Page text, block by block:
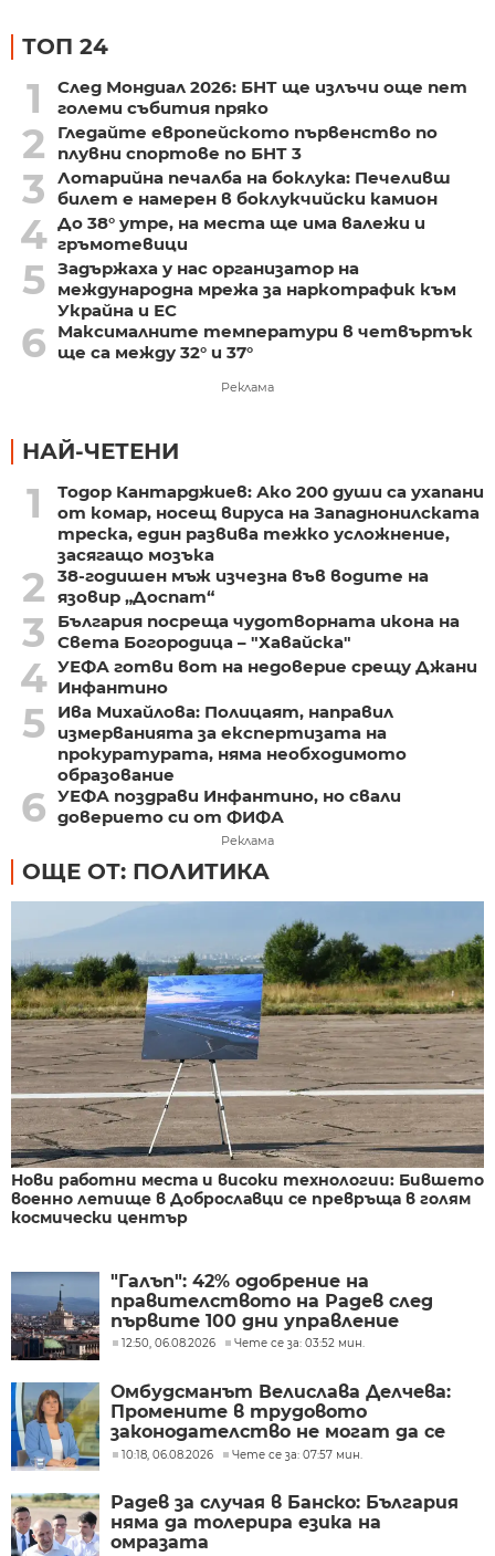
ТОП 24
1
След Мондиал 2026: БНТ ще излъчи още пет
големи събития пряко
2
Гледайте европейското първенство по
плувни спортове по БНТ 3
3
Лотарийна печалба на боклука: Печеливш
билет е намерен в боклукчийски камион
4 До 38° утре, на места ще има валежи и
гръмотевици
5 Задържаха у нас организатор на
международна мрежа за наркотрафик към
Украйна и ЕС
6
Максималните температури в четвъртък
ще са между 32° и 37°
Реклама
НАЙ-ЧЕТЕНИ
1
Тодор Кантарджиев: Ако 200 души са ухапани
от комар, носещ вируса на Западнонилската
треска, един развива тежко усложнение,
засягащо мозъка
2
38-годишен мъж изчезна във водите на
язовир „Доспат“
3
България посреща чудотворната икона на
Света Богородица – "Хавайска"
4 УЕФА готви вот на недоверие срещу Джани
Инфантино
5
Ива Михайлова: Полицаят, направил
измерванията за експертизата на
прокуратурата, няма необходимото
образование
6 УЕФА поздрави Инфантино, но свали
доверието си от ФИФА
Реклама
ОЩЕ ОТ: ПОЛИТИКА
Нови работни места и високи технологии: Бившето
военно летище в Доброславци се превръща в голям
космически център
"Галъп": 42% одобрение на
правителството на Радев след
първите 100 дни управление
12:50, 06.08.2026 Чете се за: 03:52 мин.
Омбудсманът Велислава Делчева:
Промените в трудовото
законодателство не могат да се
правят през бюджета
10:18, 06.08.2026 Чете се за: 07:57 мин.
Радев за случая в Банско: България
няма да толерира езика на
омразата